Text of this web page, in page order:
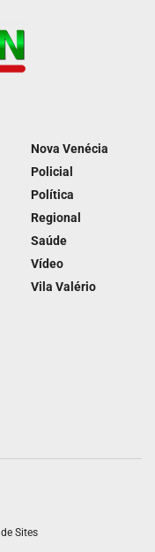
Nova Venécia
Policial
Política
Regional
Saúde
Vídeo
Vila Valério
Sites